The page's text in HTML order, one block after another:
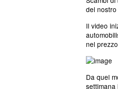
del
Il video
nel
Da quel